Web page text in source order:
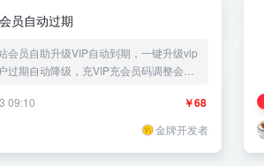
员自动过期
会员自助升级VIP自动到期，一键升级vip
过期自动降级，充VIP充会员码调整会员
会员制——《益吾库》尔今作品
￥68
09:10
金牌开发者